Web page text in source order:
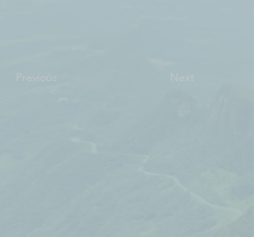
Previous Next